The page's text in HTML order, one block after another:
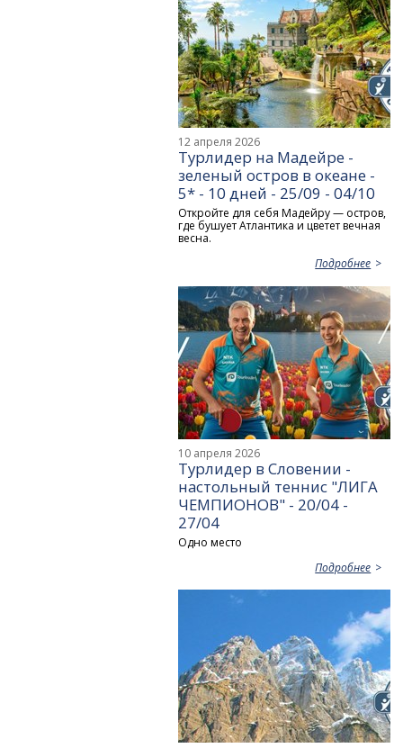
12 апреля 2026
Турлидер на Мадейре -
зеленый остров в океане -
5* - 10 дней - 25/09 - 04/10
Откройте для себя Мадейру — остров,
где бушует Атлантика и цветет вечная
весна.
Подробнее
10 апреля 2026
Турлидер в Словении -
настольный теннис "ЛИГА
ЧЕМПИОНОВ" - 20/04 -
27/04
Одно место
Подробнее